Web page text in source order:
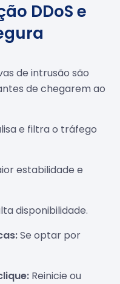
DDoS e
de intrusão são
de chegarem ao
e filtra o tráfego
estabilidade e
disponibilidade.
Se optar por
Reinicie ou